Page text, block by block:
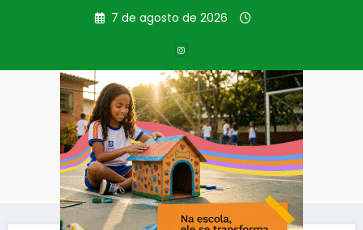
7 de agosto de 2026
Tag: entrega gratuita
Página inicial entrega gratuita